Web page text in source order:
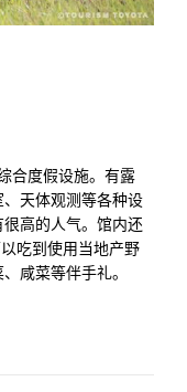
合度假设施。有露
天体观测等各种设
高的人气。馆内还
吃到使用当地产野
咸菜等伴手礼。